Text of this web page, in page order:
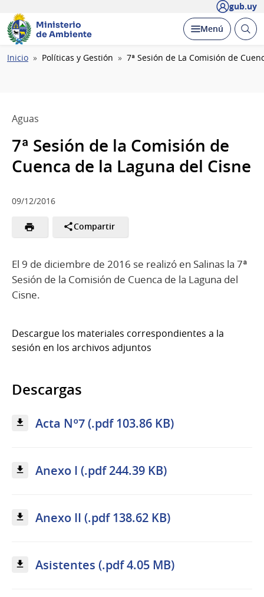
gub.uy
Ministerio
de Ambiente
Desplegar
Menú Abrir
Ruta
Inicio Políticas y Gestión 7ª Sesión de La Comisión de
Aguas
7ª Sesión de la Comisión de
Cuenca de la Laguna del Cisne
09/12/2016
Compartir
El 9 de diciembre de 2016 se realizó en Salinas la 7ª
Sesión de la Comisión de Cuenca de la Laguna del
Cisne.
Descargue los materiales correspondientes a la
sesión en los archivos adjuntos
Descargas
Acta Nº7 (.pdf 103.86 KB)
Anexo I (.pdf 244.39 KB)
Anexo II (.pdf 138.62 KB)
Asistentes (.pdf 4.05 MB)